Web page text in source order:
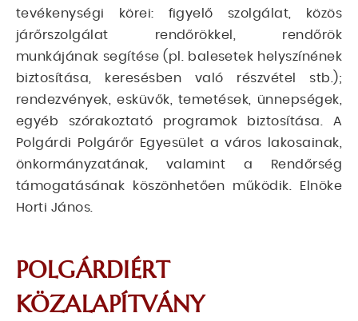
tevékenységi körei: figyelő szolgálat, közös
járőrszolgálat rendőrökkel, rendőrök
munkájának segítése (pl. balesetek helyszínének
biztosítása, keresésben való részvétel stb.);
rendezvények, esküvők, temetések, ünnepségek,
egyéb szórakoztató programok biztosítása. A
Polgárdi Polgárőr Egyesület a város lakosainak,
önkormányzatának, valamint a Rendőrség
támogatásának köszönhetően működik. Elnöke
Horti János.
POLGÁRDIÉRT
KÖZALAPÍTVÁNY